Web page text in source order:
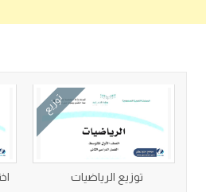
توزيع
توزيع الرياضيات